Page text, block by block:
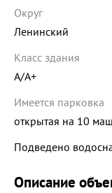
Округ
Ленинский
Класс здания
A/A+
Имеется парковка
открытая на 10
Подведено
Описание